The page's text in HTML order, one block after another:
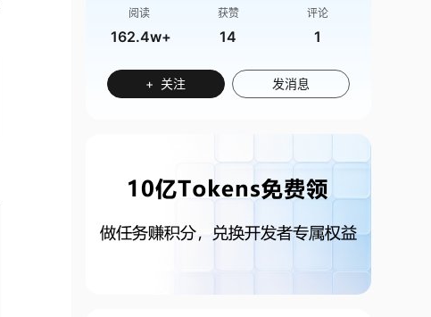
阅读
162.4w+
获赞
14
评论
1
+ 关注 发消息